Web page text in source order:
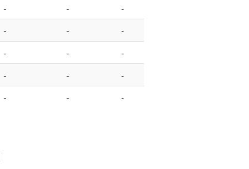
- -
-
- -
-
- -
-
- -
-
- - -